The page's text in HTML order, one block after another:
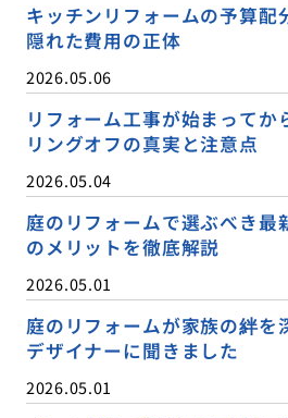
キッチンリフォームの予算配
隠れた費用の正体
2026.05.06
リフォーム工事が始まってか
リングオフの真実と注意点
2026.05.04
庭のリフォームで選ぶべき最
のメリットを徹底解説
2026.05.01
庭のリフォームが家族の絆を
デザイナーに聞きました
2026.05.01